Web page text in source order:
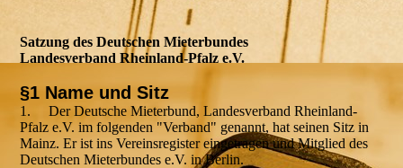
Satzung des Deutschen Mieterbundes
Landesverband Rheinland-Pfalz e.V.
§1 Name und Sitz
1. Der Deutsche Mieterbund, Landesverband Rheinland-
Pfalz e.V. im folgenden "Verband" genannt, hat seinen Sitz in
Mainz. Er ist ins Vereinsregister eingetragen und Mitglied des
Deutschen Mieterbundes e.V. in Berlin.